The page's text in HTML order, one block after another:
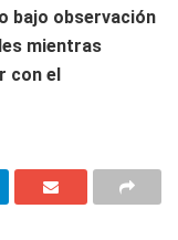
bajo observación
mientras
con el